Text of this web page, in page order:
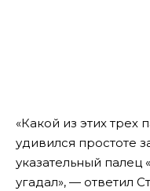
«Какой из этих трех
удивился простоте
указательный палец
угадал», — ответил